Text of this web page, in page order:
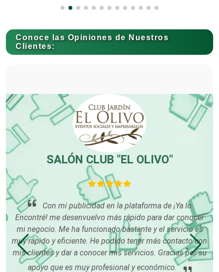
Carnicerías
Centros Comerciales
Centros de Espectáculos
Centros de Nutrición
Centros Turísticos
Cerrajerías
Conoce las Opiniones de Nuestros
Clientes:
SALÓN CLUB "EL OLIVO"
Con mi publicidad en la plataforma de ¡Ya lo
Encontré! me desenvuelvo más rápido para dar conocer
mi negocio. Me ha funcionado bastante y el servicio es
muy rápido y eficiente. He podido tener más contacto con
mis clientes y dar a conocer mis servicios. Gracias por su
apoyo que es muy profesional y económico.